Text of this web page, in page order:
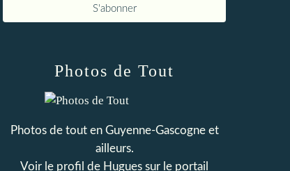
Photos de Tout
Photos de tout en Guyenne-Gascogne et
ailleurs.
Voir le profil de Hugues sur le portail